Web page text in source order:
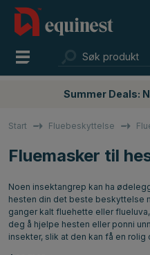
Summer Deals:
Start Fluebeskyttelse
Fluemasker til
Noen insektangrep kan ha
hesten din det beste beskyttelse
ganger kalt fluehette eller
deg å hjelpe hesten eller ponni
insekter, slik at den kan få en